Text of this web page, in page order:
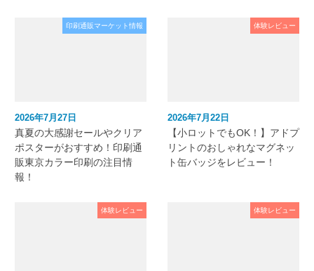
印刷通販マーケット情報
2026年7月27日
真夏の大感謝セールやクリア
ポスターがおすすめ！印刷通
販東京カラー印刷の注目情
報！
体験レビュー
2026年7月22日
【小ロットでもOK！】アドプ
リントのおしゃれなマグネッ
ト缶バッジをレビュー！
体験レビュー 体験レビュー